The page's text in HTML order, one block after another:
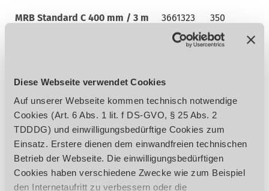
Diese Webseite verwendet Cookies
Auf unserer Webseite kommen technisch notwendige
Cookies (Art. 6 Abs. 1 lit. f DS-GVO, § 25 Abs. 2
TDDDG) und einwilligungsbedürftige Cookies zum
Einsatz. Erstere dienen dem einwandfreien technischen
Betrieb der Webseite. Die einwilligungsbedürftigen
Cookies haben verschiedene Zwecke wie zum Beispiel
den Internetaufritt zu verbessern oder die
MRB Standard C 400 mm / 3 m 3661323 350
3661314 250
MRB Standard C 400 mm / 5 m 3661325 350
MRB Standard C 300 mm / 6 m 3661316 250
3661317 250
MRB Standard C 400 mm / 3 m 3661323
3661314
MRB Standard C 400 mm / 5 m 3661325
MRB Standard C 300 mm / 6 m 3661316
3661317
Anzuzeigende Attribute auswählen
Allgemein
Abmessungen und
Gewichte